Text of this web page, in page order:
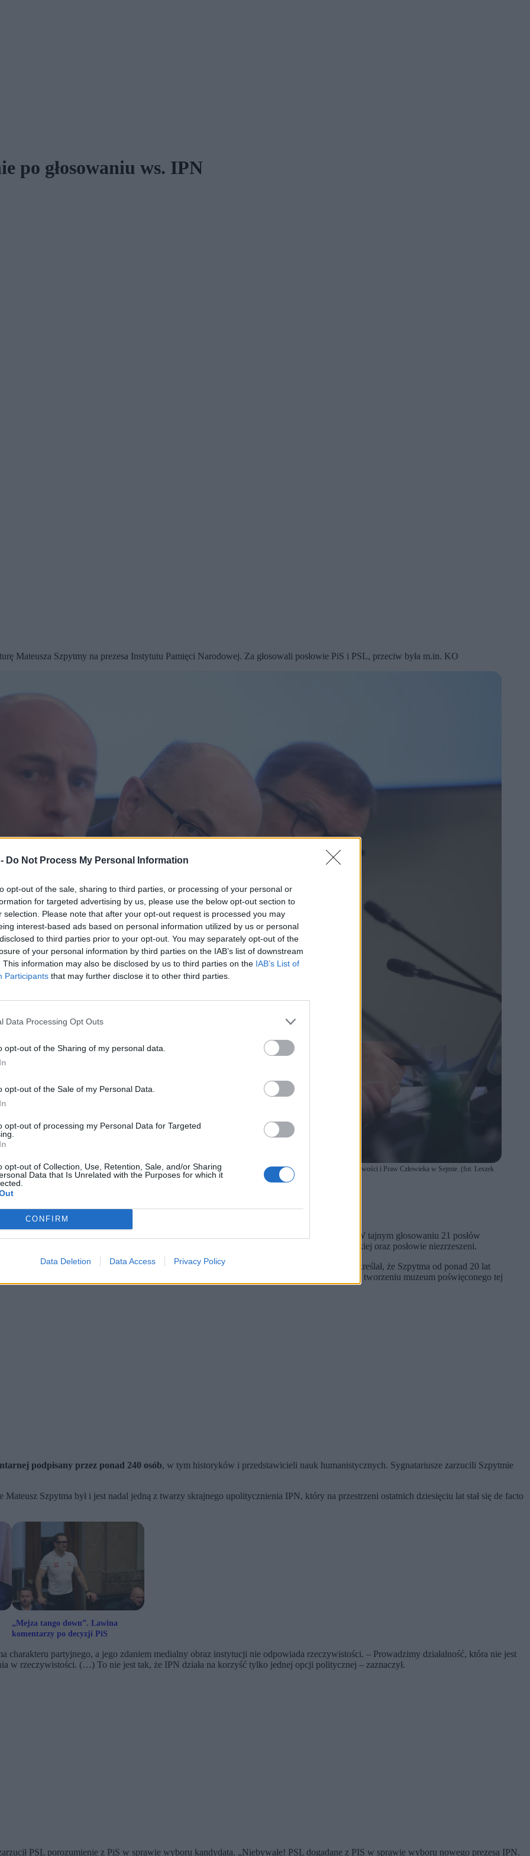
Do Not Process My Personal Information
opt-out of the sale, sharing to third parties, or processing of your personal or
for targeted advertising by us, please use the below opt-out section to
selection. Please note that after your opt-out request is processed you may
interest-based ads based on personal information utilized by us or personal
to third parties prior to your opt-out. You may separately opt-out of the
of your personal information by third parties on the IAB’s list of downstream
This information may also be disclosed by us to third parties on the IAB’s List of
Participants that may further disclose it to other third parties.
Data Processing Opt Outs
opt-out of the Sharing of my personal data.
opt-out of the Sale of my Personal Data.
opt-out of processing my Personal Data for Targeted
opt-out of Collection, Use, Retention, Sale, and/or Sharing
Data that Is Unrelated with the Purposes for which it
CONFIRM
Data Deletion Data Access Privacy Policy
po głosowaniu ws. IPN
Mateusza Szpytmy na prezesa Instytutu Pamięci Narodowej. Za głosowali posłowie PiS i PSL, przeciw była m.in. KO
Szpytma oraz zastępca przewodniczącego Kolegium IPN prof. dr hab. Tadeusz Wolsza na posiedzeniu Komisji Sprawiedliwości i Praw Człowieka w Sejmie. (fot. Leszek
PiS i PSL, co wywołało spór polityczny.
naukowego, które zarzuca mu udział w upolitycznieniu instytucji.
kandydaturę Mateusza Szpytmy na stanowisko prezesa Instytutu Pamięci Narodowej. W tajnym głosowaniu 21 posłów
parlamentarzyści PiS i PSL, a sprzeciw wyrazili m.in. przedstawiciele Koalicji Obywatelskiej oraz posłowie niezrzeszeni.
przez Kolegium Instytutu. Przedstawiający jego kandydaturę prof. Tadeusz Wolsza podkreślał, że Szpytma od ponad 20 lat
także na jego dorobek naukowy, w tym badania nad historią rodziny Ulmów oraz udział w tworzeniu muzeum poświęconego tej
podpisany przez ponad 240 osób, w tym historyków i przedstawicieli nauk humanistycznych. Sygnatariusze zarzucili Szpytmie
Szpytma był i jest nadal jedną z twarzy skrajnego upolitycznienia IPN, który na przestrzeni ostatnich dziesięciu lat stał się de facto
„Mejza tango down”. Lawina
komentarzy po decyzji PiS
charakteru partyjnego, a jego zdaniem medialny obraz instytucji nie odpowiada rzeczywistości. – Prowadzimy działalność, która nie jest
w rzeczywistości. (…) To nie jest tak, że IPN działa na korzyść tylko jednej opcji politycznej – zaznaczył.
PSL porozumienie z PiS w sprawie wyboru kandydata. „Niebywałe! PSL dogadane z PIS w sprawie wyboru nowego prezesa IPN.